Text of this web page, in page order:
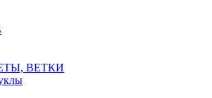
ВЕТКИ